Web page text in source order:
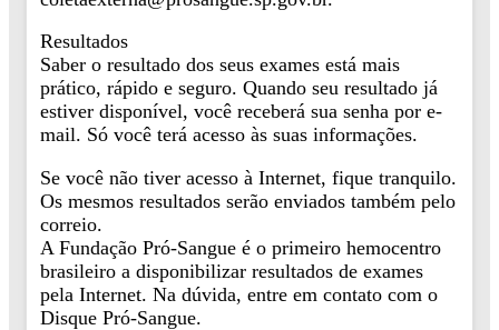
Resultados
Saber o resultado dos seus exames está mais
prático, rápido e seguro. Quando seu resultado já
estiver disponível, você receberá sua senha por e-
mail. Só você terá acesso às suas informações.
Se você não tiver acesso à Internet, fique tranquilo.
Os mesmos resultados serão enviados também pelo
correio.
A Fundação Pró-Sangue é o primeiro hemocentro
brasileiro a disponibilizar resultados de exames
pela Internet. Na dúvida, entre em contato com o
Disque Pró-Sangue.